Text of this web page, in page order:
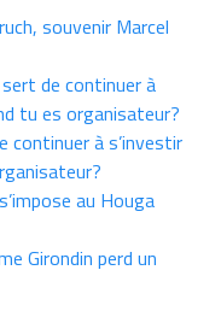
souvenir Marcel
de continuer à
tu es organisateur?
continuer à s’investir
au Houga
Girondin perd un